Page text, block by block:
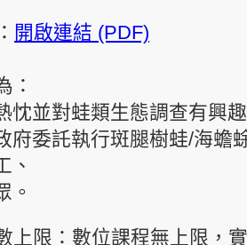
開啟連結 (PDF)
：
忱並對蛙類生態調查有興
府委託執行斑腿樹蛙/海蟾
、
。
上限：數位課程無上限，